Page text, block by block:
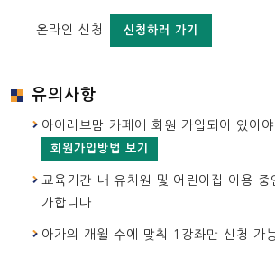
온라인 신청 신청하러 가기
유의사항
아이러브맘 카페에 회원 가입되어 있어야
회원가입방법 보기
교육기간 내 유치원 및 어린이집 이용 중
가합니다.
아가의 개월 수에 맞춰 1강좌만 신청 가